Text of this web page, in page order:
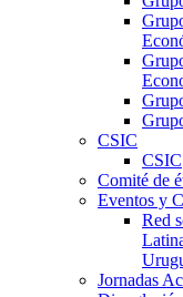
CSIC
CSIC
Comité de
Eventos y
Red
Jornadas